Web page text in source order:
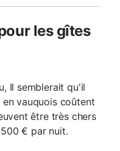
les gîtes
Il semblerait qu'il
vauquois coûtent
être très chers
€ par nuit.